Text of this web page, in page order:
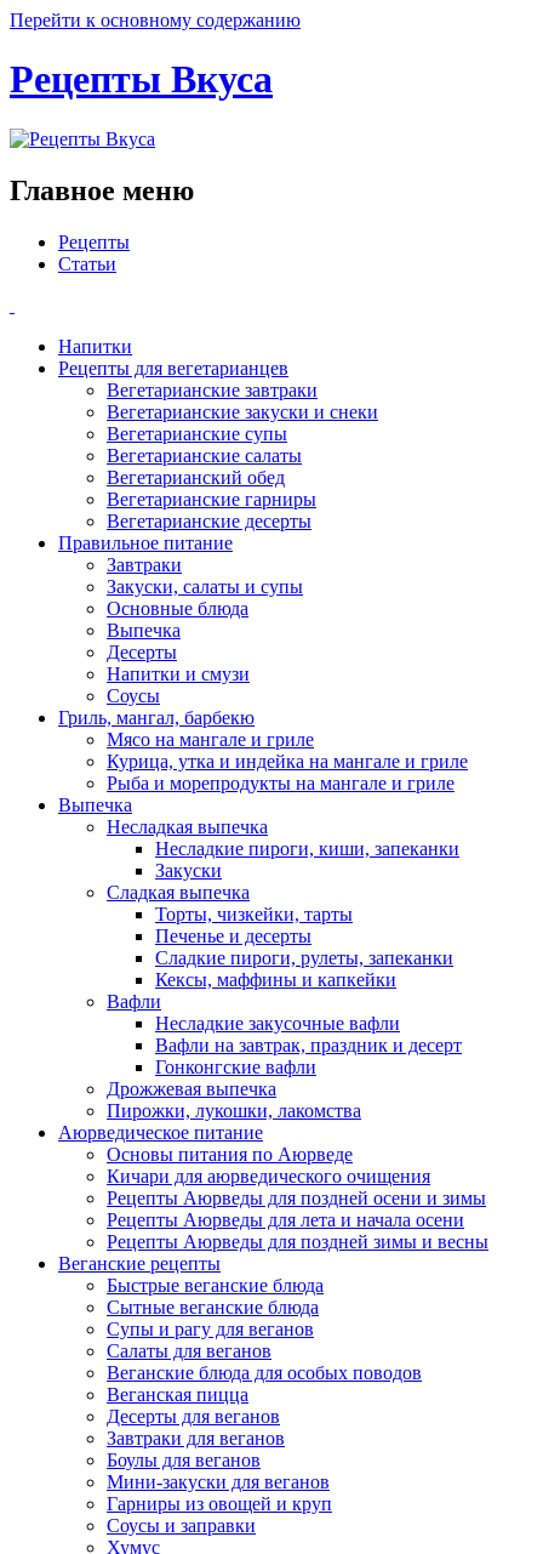
Перейти к основному содержанию
Рецепты Вкуса
Главное меню
Рецепты
Статьи
Напитки
Рецепты для вегетарианцев
Вегетарианские завтраки
Вегетарианские закуски и снеки
Вегетарианские супы
Вегетарианские салаты
Вегетарианский обед
Вегетарианские гарниры
Вегетарианские десерты
Правильное питание
Завтраки
Закуски, салаты и супы
Основные блюда
Выпечка
Десерты
Напитки и смузи
Соусы
Гриль, мангал, барбекю
Мясо на мангале и гриле
Курица, утка и индейка на мангале и гриле
Рыба и морепродукты на мангале и гриле
Выпечка
Несладкая выпечка
Несладкие пироги, киши, запеканки
Закуски
Сладкая выпечка
Торты, чизкейки, тарты
Печенье и десерты
Сладкие пироги, рулеты, запеканки
Кексы, маффины и капкейки
Вафли
Несладкие закусочные вафли
Вафли на завтрак, праздник и десерт
Гонконгские вафли
Дрожжевая выпечка
Пирожки, лукошки, лакомства
Аюрведическое питание
Основы питания по Аюрведе
Кичари для аюрведического очищения
Рецепты Аюрведы для поздней осени и зимы
Рецепты Аюрведы для лета и начала осени
Рецепты Аюрведы для поздней зимы и весны
Веганские рецепты
Быстрые веганские блюда
Сытные веганские блюда
Супы и рагу для веганов
Салаты для веганов
Веганские блюда для особых поводов
Веганская пицца
Десерты для веганов
Завтраки для веганов
Боулы для веганов
Мини-закуски для веганов
Гарниры из овощей и круп
Соусы и заправки
Хумус